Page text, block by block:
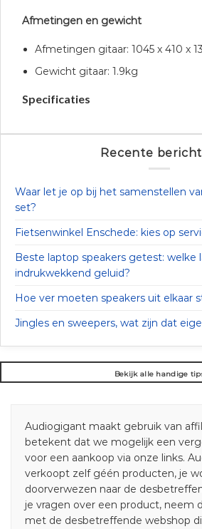
Afmetingen en gewicht
Afmetingen gitaar: 1045 x 410 x
Gewicht gitaar: 1.9kg
Specificaties
Recente
Waar let je op bij het samenstellen
set?
Fietsenwinkel Enschede: kies op
Beste laptop speakers getest: welke
indrukwekkend geluid?
Hoe ver moeten speakers uit elkaar
Jingles en sweepers, wat zijn dat
Bekijk alle handige
Audiogigant maakt gebruik van
betekent dat we mogelijk een
voor een aankoop via onze links.
verkoopt zelf géén producten, je
doorverwezen naar de
je vragen over een product, neem
met de desbetreffende webshop